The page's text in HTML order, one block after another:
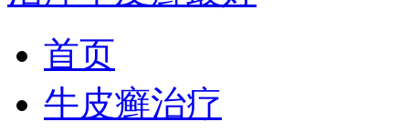
首页
牛皮癣治疗